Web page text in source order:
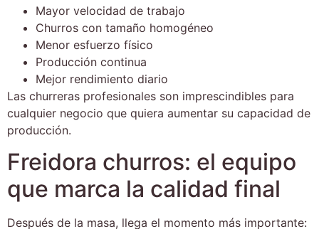
Mayor velocidad de trabajo
Churros con tamaño homogéneo
Menor esfuerzo físico
Producción continua
Mejor rendimiento diario
Las churreras profesionales son imprescindibles para
cualquier negocio que quiera aumentar su capacidad de
producción.
Freidora churros: el equipo
que marca la calidad final
Después de la masa, llega el momento más importante: